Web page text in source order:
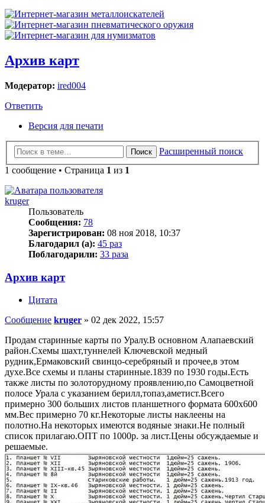
Архив карт
Модератор: ired004
Ответить
Версия для печати
Поиск
Расширенный поиск
1 сообщение • Страница 1 из 1
kruger
Пользователь
Сообщения: 78
Зарегистрирован: 08 ноя 2018, 10:37
Благодарил (а): 45 раз
Поблагодарили: 33 раза
Архив карт
Цитата
Сообщение kruger » 02 дек 2022, 15:57
Продам старинные карты по Уралу.В основном Алапаевский
район.Схемы шахт,туннелей Ключевской медный
рудник,Ермаковский свинцо-серебряный и прочее,в этом
духе.Все схемы и планы старинные.1839 по 1930 годы.Есть
также листы по золоторудному проявлению,по Самоцветной
полосе Урала с указанием берилл,топаз,аметист.Всего
примерно 300 больших листов планшетного формата 600х600
мм.Вес примерно 70 кг.Некоторые листы наклеены на
полотно.На некоторых имеются водяные знаки.Не полный
список прилагаю.ОПТ по 1000р. за лист.Цены обсуждаемые и
решаемые.